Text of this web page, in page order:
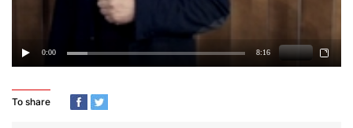
To share